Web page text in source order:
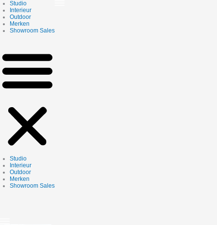
Skip
to
content
Studio
Interieur
Outdoor
Merken
Showroom Sales
Studio
Interieur
Outdoor
Merken
Showroom Sales